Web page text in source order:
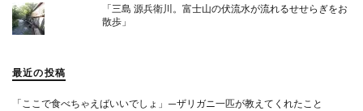
「三島 源兵衛川。富士山の伏流水が流れるせせらぎをお
散歩」
最近の投稿
「ここで食べちゃえばいいでしょ」—ザリガニ一匹が教えてくれたこと